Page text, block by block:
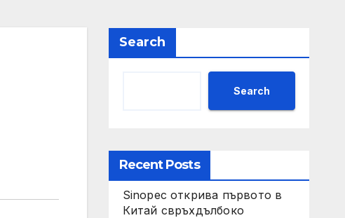
Search
Search
Recent Posts
Sinopec открива първото в
Китай свръхдълбоко